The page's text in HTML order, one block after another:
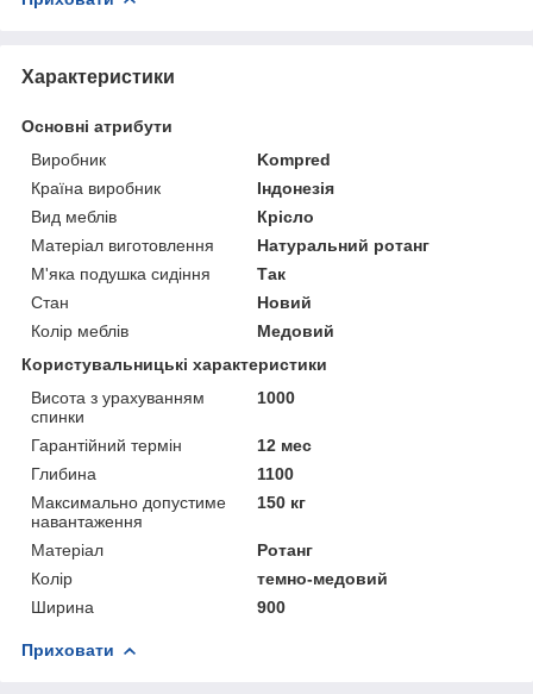
Характеристики
Основні атрибути
Виробник
Kompred
Країна виробник
Індонезія
Вид меблів
Крісло
Матеріал виготовлення
Натуральний ротанг
М'яка подушка сидіння
Так
Стан
Новий
Колір меблів
Медовий
Користувальницькі характеристики
Висота з урахуванням
спинки
1000
Гарантійний термін
12 мес
Глибина
1100
Максимально допустиме
навантаження
150 кг
Матеріал
Ротанг
Колір
темно-медовий
Ширина
900
Приховати